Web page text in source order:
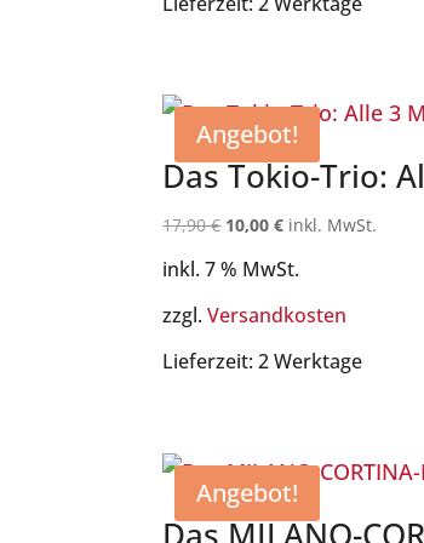
Angebot!
Das Tokio-Trio:
17,90€ Ursprünglicher
war:
17,90 €
10,00€Aktueller
ist:
10,00 €.
inkl. MwSt.
inkl. 7 % MwSt.
zzgl.Versandkosten
Lieferzeit:2 Werktage
Angebot!